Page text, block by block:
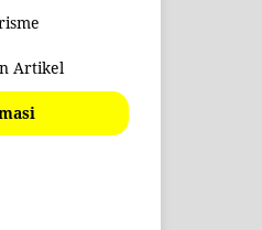
Artikel